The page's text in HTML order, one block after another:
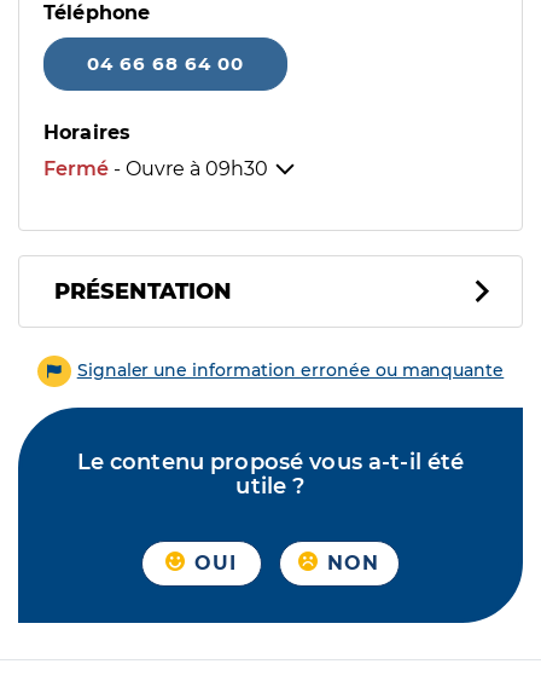
Téléphone
04 66 68 64 00
Horaires
Fermé - Ouvre à 09h30
PRÉSENTATION
Signaler une information erronée ou manquante
Le contenu proposé vous a-t-il été
utile ?
OUI NON